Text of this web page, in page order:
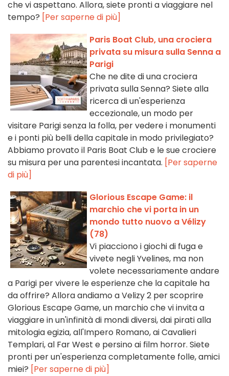
che vi aspettano. Allora, siete pronti a viaggiare nel
tempo? [Per saperne di più]
Paris Boat Club, una crociera
privata su misura sulla Senna a
Parigi
Che ne dite di una crociera
privata sulla Senna? Siete alla
ricerca di un'esperienza
eccezionale, un modo per
visitare Parigi senza la folla, per vedere i monumenti
e i ponti più belli della capitale in modo privilegiato?
Abbiamo provato il Paris Boat Club e le sue crociere
su misura per una parentesi incantata. [Per saperne
di più]
Glorious Escape Game: il
marchio che vi porta in un
mondo tutto nuovo a Vélizy
(78)
Vi piacciono i giochi di fuga e
vivete negli Yvelines, ma non
volete necessariamente andare
a Parigi per vivere le esperienze che la capitale ha
da offrire? Allora andiamo a Velizy 2 per scoprire
Glorious Escape Game, un marchio che vi invita a
viaggiare in un'infinità di mondi diversi, dai pirati alla
mitologia egizia, all'Impero Romano, ai Cavalieri
Templari, al Far West e persino ai film horror. Siete
pronti per un'esperienza completamente folle, amici
miei? [Per saperne di più]